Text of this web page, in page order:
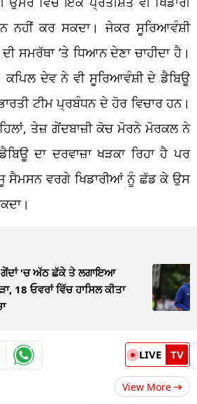
ਨਹੀਂ ਕਰ ਸਕਦਾ। ਜੇਕਰ ਸੂਰਿਆਵੰਸ਼ੀ
ਸਮਰੱਥਾ ‘ਤੇ ਧਿਆਨ ਦੇਣਾ ਚਾਹੀਦਾ ਹੈ।
ਕਪਿਲ ਦੇਵ ਨੇ ਵੀ ਸੂਰਿਆਵੰਸ਼ੀ ਦੇ ਡੈਬਿਊ
ਟੀਮ ਪ੍ਰਬੰਧਨ ਦੇ ਹੋਰ ਵਿਚਾਰ ਹਨ।
ਤੇਜ਼ ਗੇਂਦਬਾਜ਼ੀ ਕੋਚ ਮੋਰਨੇ ਮੋਰਕਲ ਨੇ
ਦਾ ਦਰਵਾਜ਼ਾ ਖੜਕਾ ਰਿਹਾ ਹੈ ਪਰ
ਸੈਮਸਨ ਵਰਗੇ ਖਿਡਾਰੀਆਂ ਨੂੰ ਛੱਡ ਕੇ ਉਸ
'ਚ ਅੱਠ ਛੱਕੇ ਤੇ ਲਗਾਇਆ
18 ਓਵਰਾਂ ਵਿੱਚ ਹਾਸਿਲ ਕੀਤਾ
LIVE TV
View More